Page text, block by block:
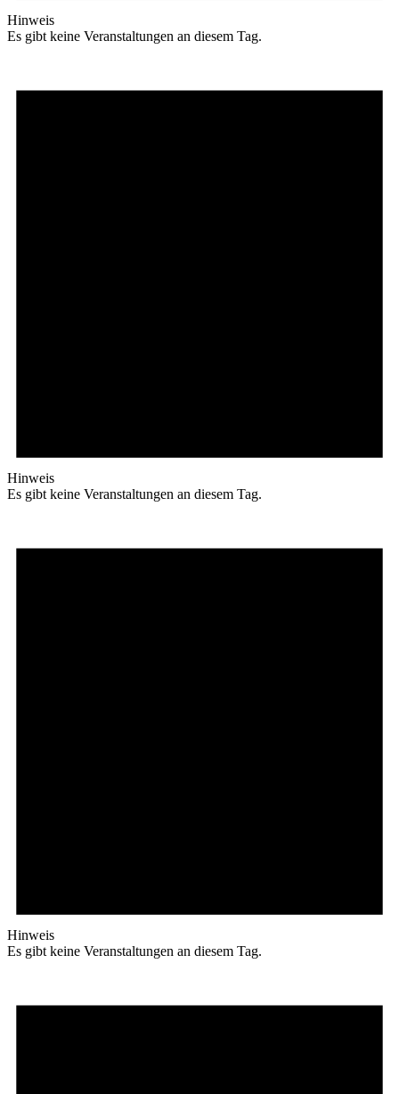
Hinweis
Es gibt keine Veranstaltungen an diesem Tag.
Hinweis
Es gibt keine Veranstaltungen an diesem Tag.
Hinweis
Es gibt keine Veranstaltungen an diesem Tag.